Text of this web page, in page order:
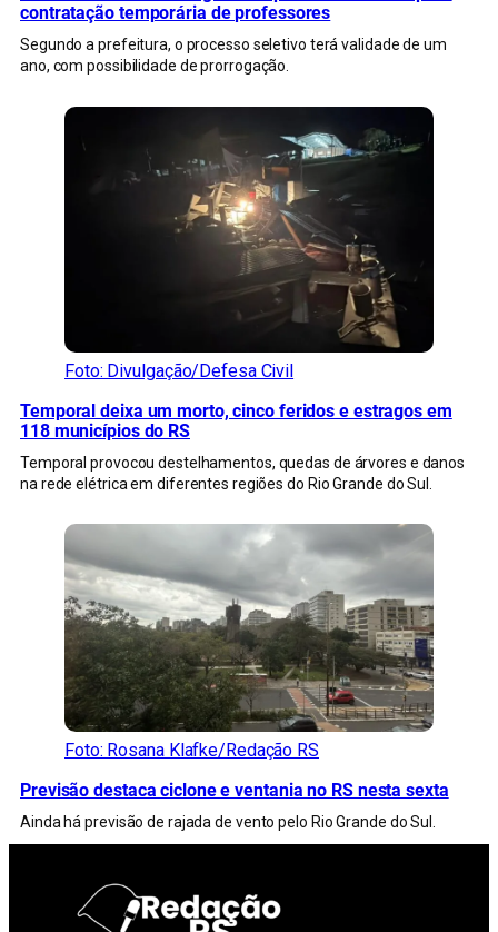
contratação temporária de professores
Segundo a prefeitura, o processo seletivo terá validade de um
ano, com possibilidade de prorrogação.
Foto: Divulgação/Defesa Civil
Temporal deixa um morto, cinco feridos e estragos em
118 municípios do RS
Temporal provocou destelhamentos, quedas de árvores e danos
na rede elétrica em diferentes regiões do Rio Grande do Sul.
Foto: Rosana Klafke/Redação RS
Previsão destaca ciclone e ventania no RS nesta sexta
Ainda há previsão de rajada de vento pelo Rio Grande do Sul.